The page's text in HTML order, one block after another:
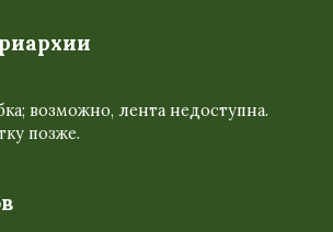
возможно, лента недоступна.
позже.